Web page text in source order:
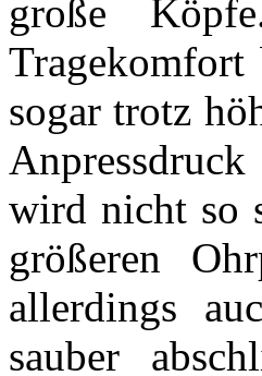
große
sogar trotz
wird nicht so
größeren
allerdings
sauber